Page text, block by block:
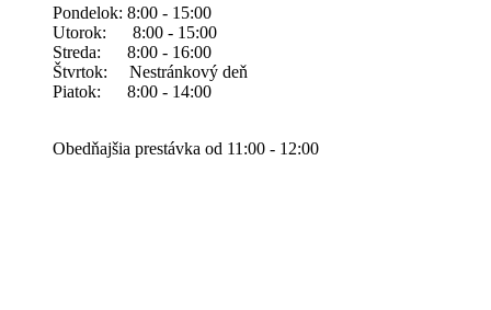
Pondelok: 8:00 - 15:00
Utorok: 8:00 - 15:00
Streda: 8:00 - 16:00
Štvrtok: Nestránkový deň
Piatok: 8:00 - 14:00
Obedňajšia prestávka od 11:00 - 12:00